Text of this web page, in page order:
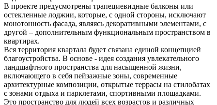
В проекте предусмотрены трапециевидные балконы или
остекленные лоджии, которые, с одной стороны, исключают
монотонность фасада, являясь декоративными элементами, с
другой – дополнительным функциональным пространством в
квартирах.
Вся территория квартала будет связана единой концепцией
благоустройства. В основе - идея создания увлекательного
ландшафтного пространства для насыщенной жизни,
включающего в себя пейзажные зоны, современные
архитектурные композиции, открытые террасы на стилобатах
с зонами отдыха и парклетами, спортивными площадками.
Это пространство для людей всех возрастов и различных